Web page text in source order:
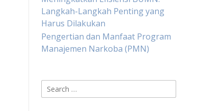
Langkah-Langkah Penting yang
Harus Dilakukan
Pengertian dan Manfaat Program
Manajemen Narkoba (PMN)
Search
for: